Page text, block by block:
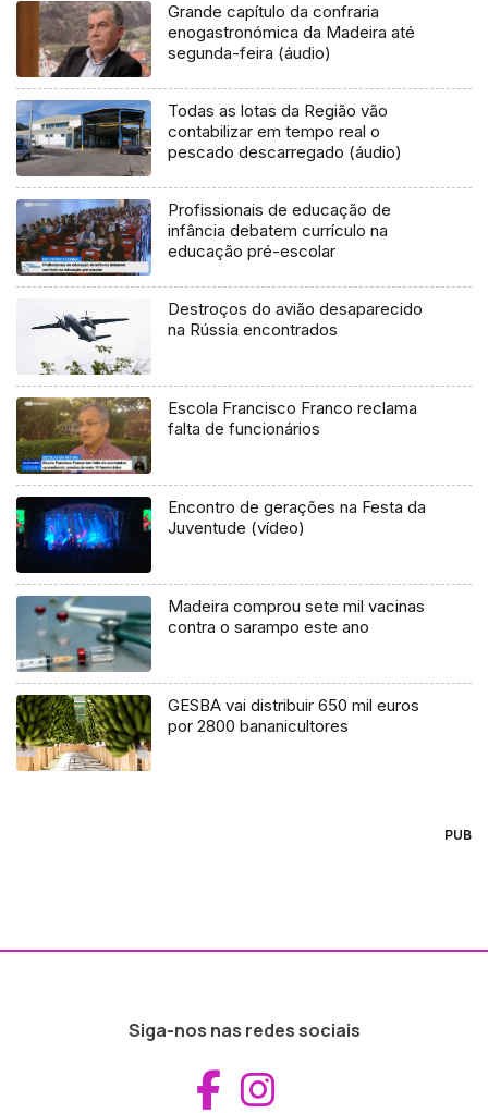
Grande capítulo da confraria
enogastronómica da Madeira até
segunda-feira (áudio)
Todas as lotas da Região vão
contabilizar em tempo real o
pescado descarregado (áudio)
Profissionais de educação de
infância debatem currículo na
educação pré-escolar
Destroços do avião desaparecido
na Rússia encontrados
Escola Francisco Franco reclama
falta de funcionários
Encontro de gerações na Festa da
Juventude (vídeo)
Madeira comprou sete mil vacinas
contra o sarampo este ano
GESBA vai distribuir 650 mil euros
por 2800 bananicultores
PUB
Siga-nos nas redes sociais
Aceder ao